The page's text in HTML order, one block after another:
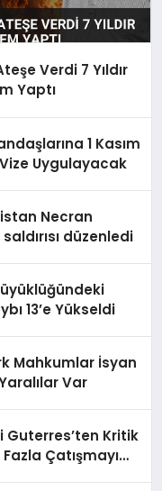
Verdi 7 Yıldır
Yaptı
1 Kasım
Uygulayacak
Necran
düzenledi
13’e Yükseldi
Mahkumlar İsyan
Var
Guterres’ten Kritik
Çatışmayı